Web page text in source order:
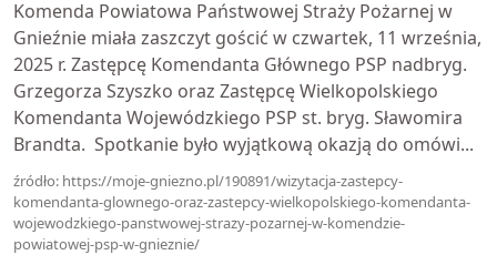
Komenda Powiatowa Państwowej Straży Pożarnej w
Gnieźnie miała zaszczyt gościć w czwartek, 11 września,
2025 r. Zastępcę Komendanta Głównego PSP nadbryg.
Grzegorza Szyszko oraz Zastępcę Wielkopolskiego
Komendanta Wojewódzkiego PSP st. bryg. Sławomira
Brandta. Spotkanie było wyjątkową okazją do omówi...
źródło: https://moje-gniezno.pl/190891/wizytacja-zastepcy-
komendanta-glownego-oraz-zastepcy-wielkopolskiego-komendanta-
wojewodzkiego-panstwowej-strazy-pozarnej-w-komendzie-
powiatowej-psp-w-gnieznie/